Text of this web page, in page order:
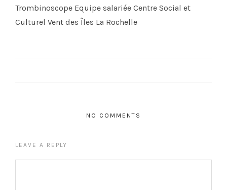
Trombinoscope Equipe salariée Centre Social et
Culturel Vent des Îles La Rochelle
NO COMMENTS
LEAVE A REPLY